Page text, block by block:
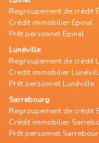
Regroupement de crédit
Crédit immobilier Épinal
Prêt personnel Épinal
Lunéville
Regroupement de crédit
Credit immobilier
Prêt personnel Lunéville
Sarrebourg
Regroupement de crédit
Crédit immobilier
Prêt personnel